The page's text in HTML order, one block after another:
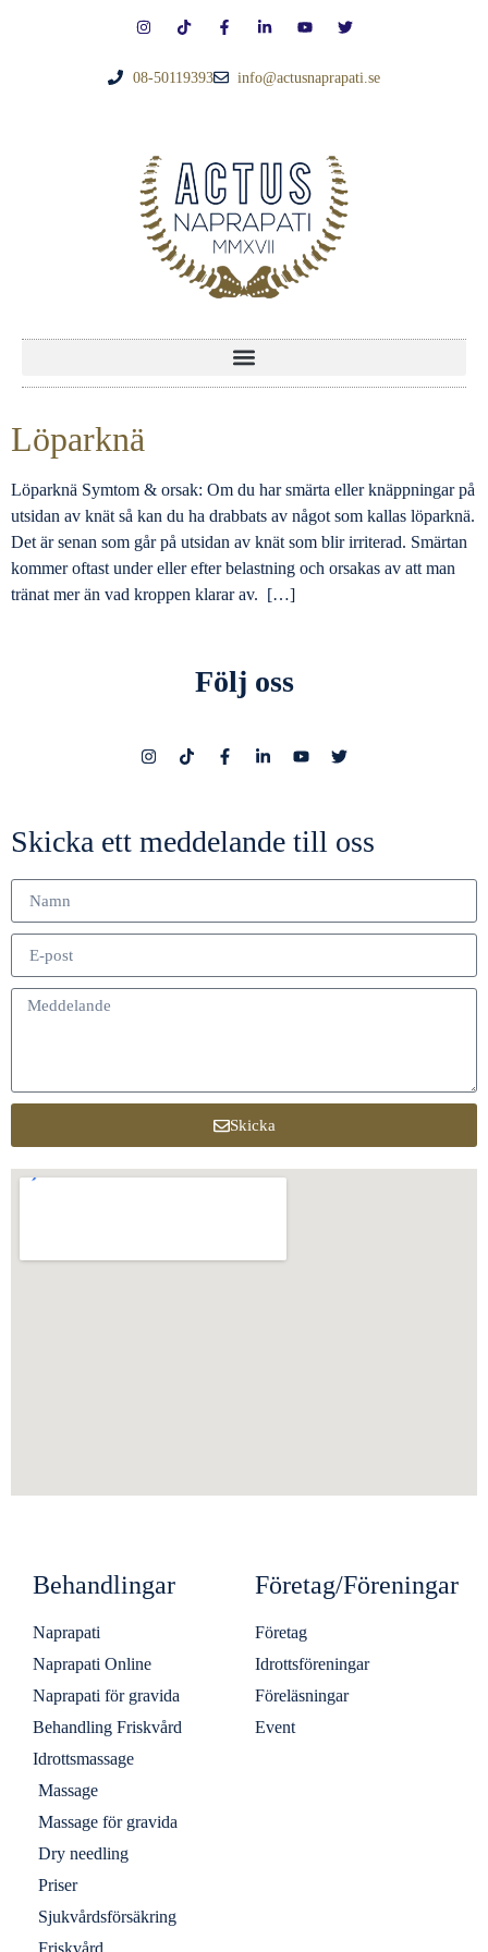
08-50119393 info@actusnaprapati.se
Löparknä
Löparknä Symtom & orsak: Om du har smärta eller knäppningar på
utsidan av knät så kan du ha drabbats av något som kallas löparknä.
Det är senan som går på utsidan av knät som blir irriterad. Smärtan
kommer oftast under eller efter belastning och orsakas av att man
tränat mer än vad kroppen klarar av. […]
Följ oss
Skicka ett meddelande till oss
Skicka
Behandlingar
Naprapati
Naprapati Online
Naprapati för gravida
Behandling Friskvård
Idrottsmassage
Massage
Massage för gravida
Dry needling
Priser
Sjukvårdsförsäkring
Företag/Föreningar
Företag
Idrottsföreningar
Föreläsningar
Event